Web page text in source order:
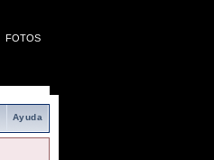
FOTOS
Ayuda